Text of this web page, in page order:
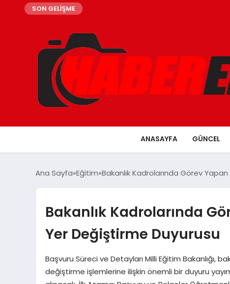
SON GELİŞME
ANASAYFA GÜNCEL
Ana Sayfa Eğitim Bakanlık Kadrolarında Görev
Bakanlık Kadrolarında
Yer Değiştirme Duyurusu
Başvuru Süreci ve Detayları Milli Eğitim Bakanlığı,
değiştirme işlemlerine ilişkin önemli bir duyuru